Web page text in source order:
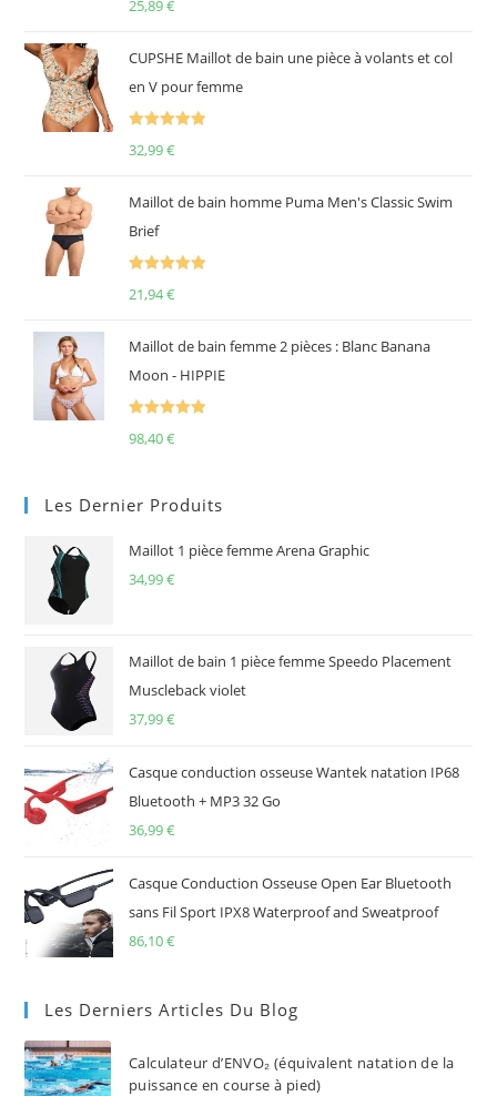
25,89€
CUPSHE Maillot de bain une pièce à volants et col
en V pour femme
32,99€
Maillot de bain homme Puma Men's Classic Swim
Brief
21,94€
Maillot de bain femme 2 pièces : Blanc Banana
Moon - HIPPIE
98,40€
Les Dernier Produits
Maillot 1 pièce femme Arena Graphic
34,99€
Maillot de bain 1 pièce femme Speedo Placement
Muscleback violet
37,99€
Casque conduction osseuse Wantek natation IP68
Bluetooth + MP3 32 Go
36,99€
Casque Conduction Osseuse Open Ear Bluetooth
sans Fil Sport IPX8 Waterproof and Sweatproof
86,10€
Les Derniers Articles Du Blog
Calculateur d’ENVO₂ (équivalent natation de la
puissance en course à pied)